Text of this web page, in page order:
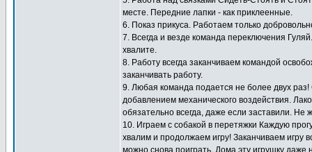
месте. Передние лапки - как приклеенные.
6. Показ прикуса. Работаем только
7. Всегда и везде команда переключения
хвалите.
8. Работу всегда заканчиваем командой
заканчивать работу.
9. Любая команда подается не более двух
добавлением механического воздействия.
обязательно всегда, даже если заставили. Не
10. Играем с собакой в перетяжки Каждую
хвалим и продолжаем игру! Заканчиваем игру
можно снова поиграть. Дома эту игрушку даже